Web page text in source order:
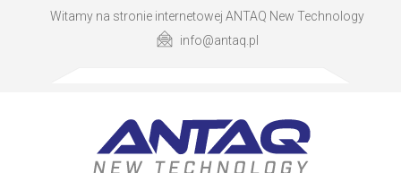
Witamy na stronie internetowej ANTAQ New Technology
info@antaq.pl